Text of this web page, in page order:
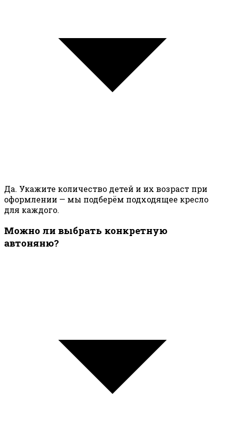
Да. Укажите количество детей и их возраст при
оформлении — мы подберём подходящее кресло
для каждого.
Можно ли выбрать конкретную
автоняню?